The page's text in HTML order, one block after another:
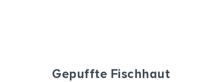
Gepuffte Fischhaut